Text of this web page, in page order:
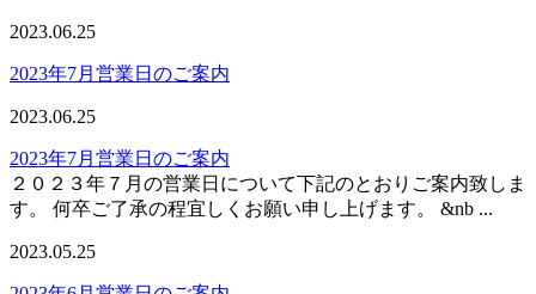
2023.06.25
2023年7月営業日のご案内
2023.06.25
2023年7月営業日のご案内
２０２３年７月の営業日について下記のとおりご案内致しま
す。 何卒ご了承の程宜しくお願い申し上げます。 &nb ...
2023.05.25